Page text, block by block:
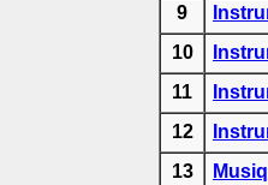
9
10
11
12
13